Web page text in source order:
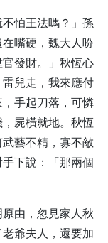
怕王法嗎？」孫
嘴硬，魏大人吩
發財。」秋恆心
兒走，我來應付
手起刀落，可憐
屍橫就地。秋恆
藝不精，寡不敵
下說：「那兩個
由，忽見家人秋
爺夫人，還要加